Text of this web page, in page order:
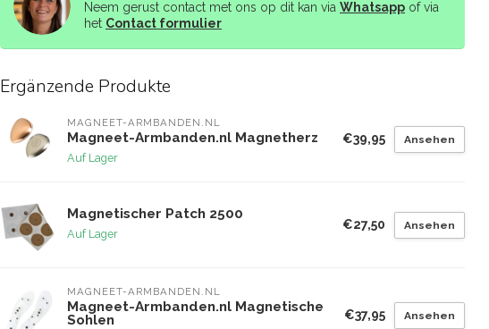
Neem gerust contact met ons op dit kan via Whatsapp of via
het Contact formulier
Ergänzende Produkte
MAGNEET-ARMBANDEN.NL
Magneet-Armbanden.nl Magnetherz
Auf Lager
€39,95 Ansehen
Magnetischer Patch 2500
Auf Lager
€27,50 Ansehen
MAGNEET-ARMBANDEN.NL
Magneet-Armbanden.nl Magnetische
Sohlen
€37,95 Ansehen